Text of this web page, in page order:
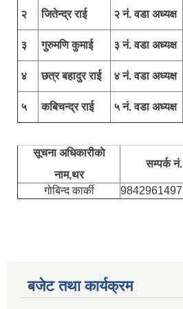
२ जितेन्द्र राई २ नं. वडा अध्यक्ष
३
गुरुमणि कुमाई ३ नं. वडा अध्यक्ष
४ छत्र बहादुर राई ४ नं. वडा अध्यक्ष
५ कबिचन्द्र राई ५ नं. वडा अध्यक्ष
सूचना अधिकारीकाे
नाम,थर
सम्पर्क नं.
गोबिन्द कार्की 9842961497
बजेट तथा कार्यक्रम